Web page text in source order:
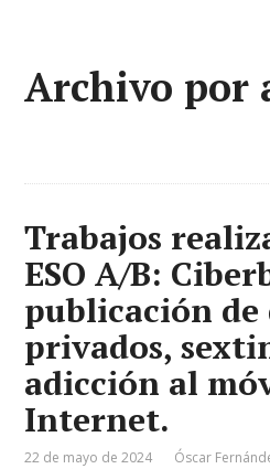
Archivo por
Trabajos
ESO A/B:
publicación de
privados,
adicción al
Internet.
22 de mayo de 2024 Óscar